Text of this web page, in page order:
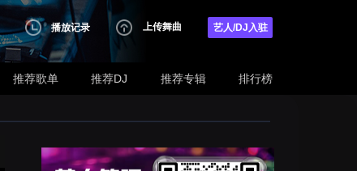
播放记录 上传舞曲 艺人/DJ入驻
推荐歌单 推荐DJ 推荐专辑 排行榜